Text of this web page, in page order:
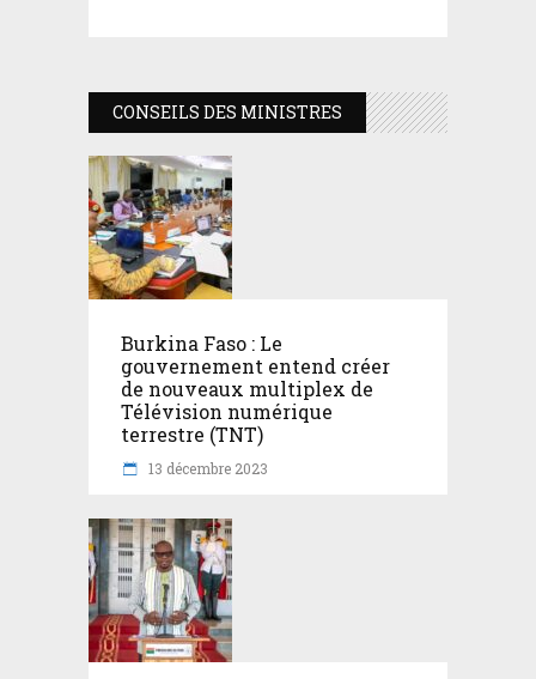
CONSEILS DES MINISTRES
Burkina Faso : Le
gouvernement entend créer
de nouveaux multiplex de
Télévision numérique
terrestre (TNT)
13 décembre 2023